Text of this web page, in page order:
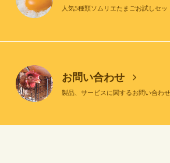
人気5種類ソムリエたまごお試しセッ
お問い合わせ
製品、サービスに関するお問い合わせ